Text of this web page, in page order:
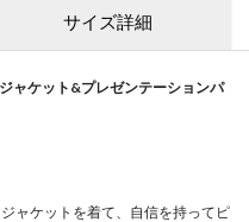
サイズ詳細
ャケット&プレゼンテーションパ
ャケットを着て、自信を持ってピ